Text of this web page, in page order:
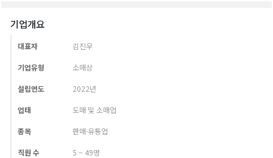
기업개요
대표자 김진우
기업유형 소매상
설립연도 2022년
업태 도매 및 소매업
종목 판매·유통업
직원 수 5 ~ 49명